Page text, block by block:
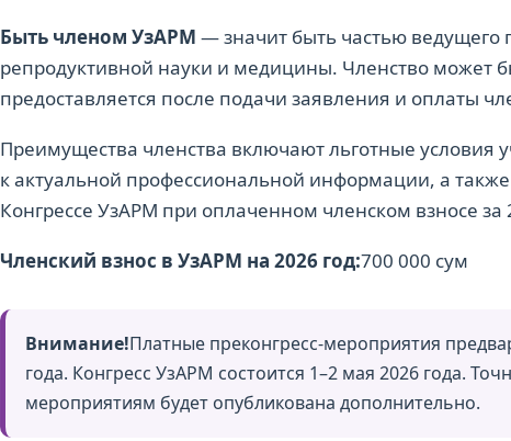
Быть членом УзАРМ — значит быть частью ведущего
репродуктивной науки и медицины. Членство может
предоставляется после подачи заявления и оплаты
Преимущества членства включают льготные условия
к актуальной профессиональной информации, а
Конгрессе УзАРМ при оплаченном членском взносе за
Членский взнос в УзАРМ на 2026 год:700 000 сум
Внимание!Платные преконгресс-мероприятия
года. Конгресс УзАРМ состоится 1–2 мая 2026 года.
мероприятиям будет опубликована дополнительно.